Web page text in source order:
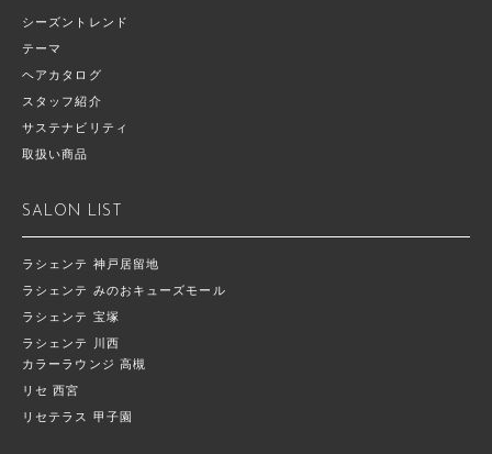
シーズントレンド
テーマ
ヘアカタログ
スタッフ紹介
サステナビリティ
取扱い商品
SALON LIST
ラシェンテ 神戸居留地
ラシェンテ みのおキューズモール
ラシェンテ 宝塚
ラシェンテ 川西
カラーラウンジ 高槻
リセ 西宮
リセテラス 甲子園